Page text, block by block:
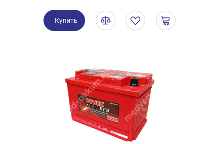
Купить